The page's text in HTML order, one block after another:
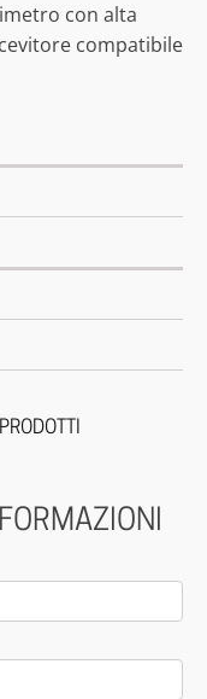
con alta
compatibile